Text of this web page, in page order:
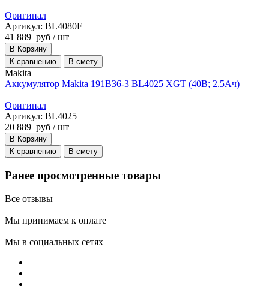
Оригинал
Артикул: BL4080F
41 889 руб / шт
В Корзину
К сравнению
В смету
Makita
Аккумулятор Makita 191B36-3 BL4025 XGT (40В; 2.5Ач)
Оригинал
Артикул: BL4025
20 889 руб / шт
В Корзину
К сравнению
В смету
Ранее просмотренные товары
Все отзывы
Мы принимаем к оплате
Мы в социальных сетях